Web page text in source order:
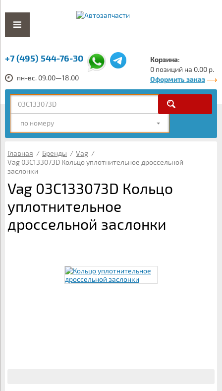
+7 (495) 544-76-30
пн-вс. 09.00—18.00
Корзина:
0 позиций на 0.00 р.
Оформить заказ
по номеру
Главная / Бренды / Vag /
Vag 03C133073D Кольцо уплотнительное дроссельной
заслонки
Vag 03C133073D Кольцо
уплотнительное
дроссельной заслонки